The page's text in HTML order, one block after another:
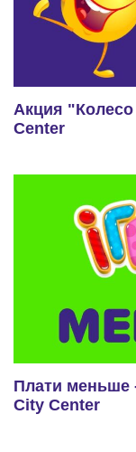
Акция
Center
Плати меньше
City Center